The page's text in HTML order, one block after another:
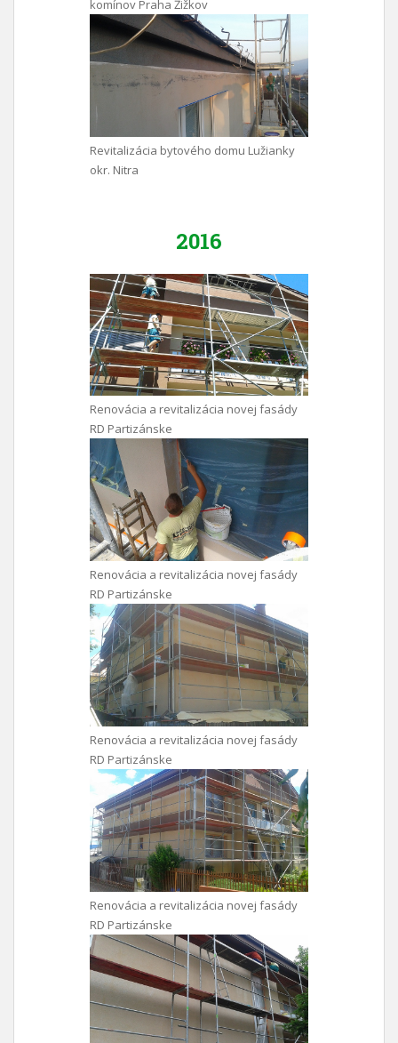
komínov Praha Žižkov
Revitalizácia bytového domu Lužianky
okr. Nitra
2016
Renovácia a revitalizácia novej fasády
RD Partizánske
Renovácia a revitalizácia novej fasády
RD Partizánske
Renovácia a revitalizácia novej fasády
RD Partizánske
Renovácia a revitalizácia novej fasády
RD Partizánske